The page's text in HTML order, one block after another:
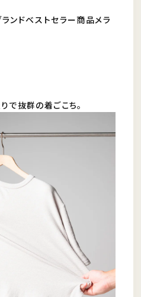
ンドベストセラー商品メラ
で抜群の着ごこち。